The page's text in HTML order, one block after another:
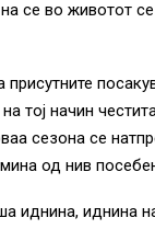
се во животот
тој начин
сезона се
од нив
иднина, иднина